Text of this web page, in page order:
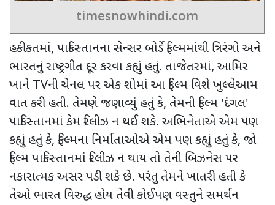
timesnowhindi.com
હકીકતમાં, પાકિસ્તાનના સેન્સર બોર્ડે ફિલ્મમાંથી ત્રિરંગો અને
ભારતનું રાષ્ટ્રગીત દૂર કરવા કહ્યું હતું. તાજેતરમાં, આમિર
ખાને TVની ચેનલ પર એક શોમાં આ ફિલ્મ વિશે ખુલ્લેઆમ
વાત કરી હતી. તેમણે જણાવ્યું હતું કે, તેમની ફિલ્મ 'દંગલ'
પાકિસ્તાનમાં કેમ રિલીઝ ન થઈ શકે. અભિનેતાએ એમ પણ
કહ્યું હતું કે, ફિલ્મના નિર્માતાઓએ એમ પણ કહ્યું હતું કે, જો
ફિલ્મ પાકિસ્તાનમાં રિલીઝ ન થાય તો તેની બિઝનેસ પર
નકારાત્મક અસર પડી શકે છે. પરંતુ તેમને ખાતરી હતી કે
તેઓ ભારત વિરુદ્ધ હોય તેવી કોઈપણ વસ્તુને સમર્થન